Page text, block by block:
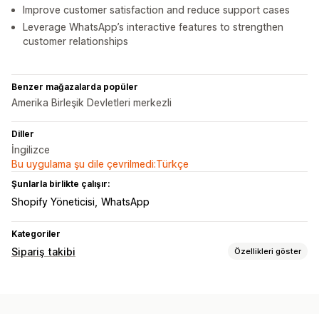
Improve customer satisfaction and reduce support cases
Leverage WhatsApp’s interactive features to strengthen
customer relationships
Benzer mağazalarda popüler
Amerika Birleşik Devletleri merkezli
Diller
İngilizce
Bu uygulama şu dile çevrilmedi:Türkçe
Şunlarla birlikte çalışır:
Shopify Yöneticisi WhatsApp
Kategoriler
Sipariş takibi Özellikleri göster